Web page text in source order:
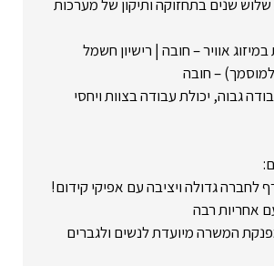
שלוש שנים בתחזוקה ותיקון של מערכות
אוויר – חובה | רישיון חשמל
– חובה
גבוה, יכולת עבודה בצוות ויחסי
לחברה גדולה ויציבה עם אפיקי קידום!
אחריות רבה
המשרה מיועדת לנשים ולגברים